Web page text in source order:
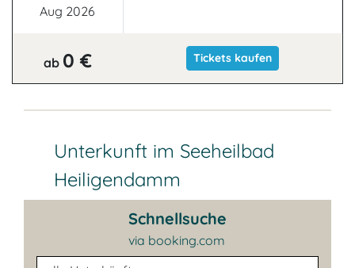
Aug 2026
ab 0 € Tickets kaufen
Unterkunft im Seeheilbad
Heiligendamm
Schnellsuche
via booking.com
Unterkunftsart